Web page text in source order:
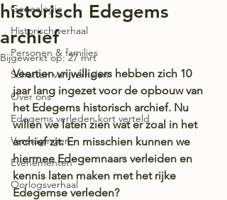
Genealogie
Historisch verhaal
Personen & families
Schatten van verhalen
Over ons
Edegems verleden kort verteld
Verenigingen
Evenementen
Oorlogsverhaal
historisch Edegems
archief
Bijgewerkt op:27 mrt
Veertien vrijwilligers hebben zich 10
jaar lang ingezet voor de opbouw van
het Edegems historisch archief. Nu
willen we laten zien wat er zoal in het
archief zit. En misschien kunnen we
hiermee Edegemnaars verleiden en
kennis laten maken met het rijke
Edegemse verleden?